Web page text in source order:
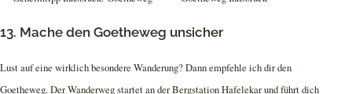
13. Mache den Goetheweg unsicher
Lust auf eine wirklich besondere Wanderung? Dann empfehle ich dir den
Goetheweg. Der Wanderweg startet an der Bergstation Hafelekar und führt dich